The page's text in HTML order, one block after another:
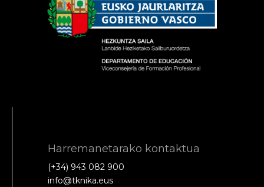
Harremanetarako kontaktua
(+34) 943 082 900
info@tknika.eus